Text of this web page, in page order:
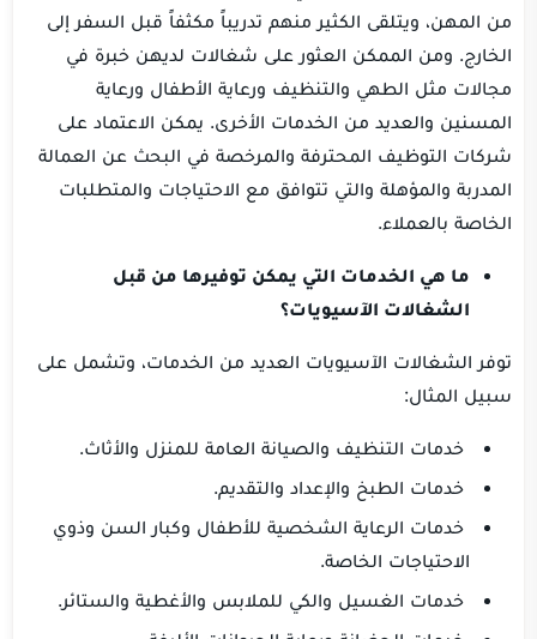
من المهن، ويتلقى الكثير منهم تدريباً مكثفاً قبل السفر إلى
الخارج. ومن الممكن العثور على شغالات لديهن خبرة في
مجالات مثل الطهي والتنظيف ورعاية الأطفال ورعاية
المسنين والعديد من الخدمات الأخرى. يمكن الاعتماد على
شركات التوظيف المحترفة والمرخصة في البحث عن العمالة
المدربة والمؤهلة والتي تتوافق مع الاحتياجات والمتطلبات
الخاصة بالعملاء.
ما هي الخدمات التي يمكن توفيرها من قبل
الشغالات الآسيويات؟
توفر الشغالات الآسيويات العديد من الخدمات، وتشمل على
سبيل المثال:
خدمات التنظيف والصيانة العامة للمنزل والأثاث.
خدمات الطبخ والإعداد والتقديم.
خدمات الرعاية الشخصية للأطفال وكبار السن وذوي
الاحتياجات الخاصة.
خدمات الغسيل والكي للملابس والأغطية والستائر.